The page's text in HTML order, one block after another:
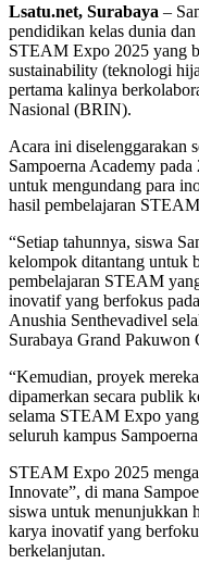
Lsatu.net, Surabaya –
pendidikan kelas dunia
STEAM Expo 2025 yang
sustainability (teknologi
pertama kalinya
Nasional (BRIN).
Acara ini diselenggarakan
Sampoerna Academy
untuk mengundang para
hasil pembelajaran
“Setiap tahunnya, siswa
kelompok ditantang untuk
pembelajaran STEAM
inovatif yang berfokus
Anushia Senthevadivel
Surabaya Grand Pakuwon
“Kemudian, proyek
dipamerkan secara publik
selama STEAM Expo
seluruh kampus
STEAM Expo 2025
Innovate”, di mana
siswa untuk menunjukkan
karya inovatif yang
berkelanjutan.